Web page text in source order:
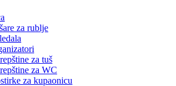
za rublje
za tuš
za WC
za kupaonicu